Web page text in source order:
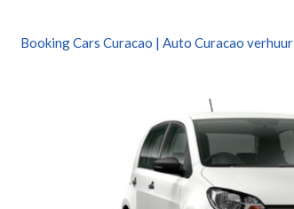
Booking Cars Curacao | Auto Curacao verhuur